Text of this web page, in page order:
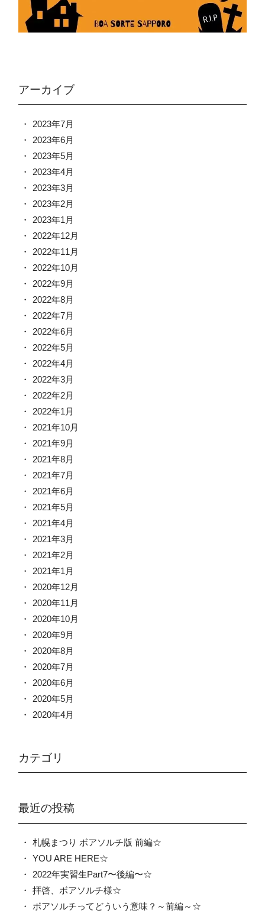
アーカイブ
2023年7月
2023年6月
2023年5月
2023年4月
2023年3月
2023年2月
2023年1月
2022年12月
2022年11月
2022年10月
2022年9月
2022年8月
2022年7月
2022年6月
2022年5月
2022年4月
2022年3月
2022年2月
2022年1月
2021年10月
2021年9月
2021年8月
2021年7月
2021年6月
2021年5月
2021年4月
2021年3月
2021年2月
2021年1月
2020年12月
2020年11月
2020年10月
2020年9月
2020年8月
2020年7月
2020年6月
2020年5月
2020年4月
カテゴリ
最近の投稿
札幌まつり ボアソルチ版 前編☆
YOU ARE HERE☆
2022年実習生Part7〜後編〜☆
拝啓、ボアソルチ様☆
ボアソルチってどういう意味？～前編～☆